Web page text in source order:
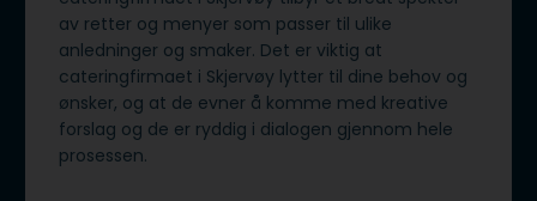
av retter og menyer som passer til ulike
anledninger og smaker. Det er viktig at
cateringfirmaet i Skjervøy lytter til dine behov og
ønsker, og at de evner å komme med kreative
forslag og de er ryddig i dialogen gjennom hele
prosessen.